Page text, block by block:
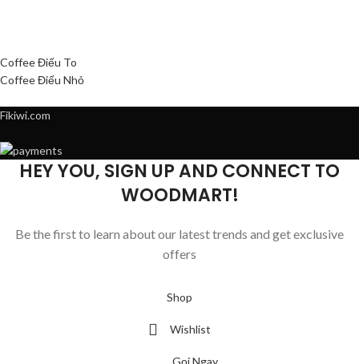
Coffee Điếu To
Coffee Điếu Nhỏ
Fikiwi.com
HEY YOU, SIGN UP AND CONNECT TO
WOODMART!
Be the first to learn about our latest trends and get exclusive
offers
Shop
Wishlist
Gọi Ngay